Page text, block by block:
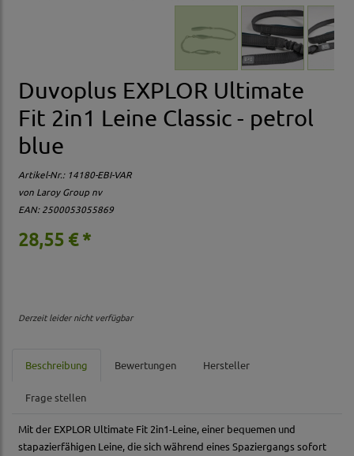
Duvoplus EXPLOR Ultimate
Fit 2in1 Leine Classic - petrol
blue
Artikel-Nr.: 14180-EBI-VAR
von Laroy Group nv
EAN: 2500053055869
28,55 € *
Derzeit leider nicht verfügbar
Beschreibung Bewertungen Hersteller
Frage stellen
Mit der EXPLOR Ultimate Fit 2in1-Leine, einer bequemen und
stapazierfähigen Leine, die sich während eines Spaziergangs sofort